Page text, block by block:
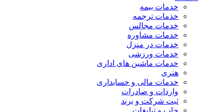
خدمات بیمه
خدمات ترجمه
خدمات مجالس
خدمات مشاوره
خدمات در منزل
خدمات ورزشی
خدمات ماشین های اداری
هنری
خدمات مالی و حسابداری
واردات و صادرات
ثبت شرکت و برند